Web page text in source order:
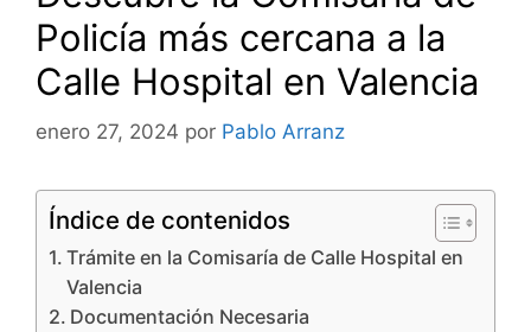
Policía más cercana a la
Calle Hospital en Valencia
enero 27, 2024 por Pablo Arranz
Índice de contenidos
Trámite en la Comisaría de Calle Hospital en
Valencia
Documentación Necesaria